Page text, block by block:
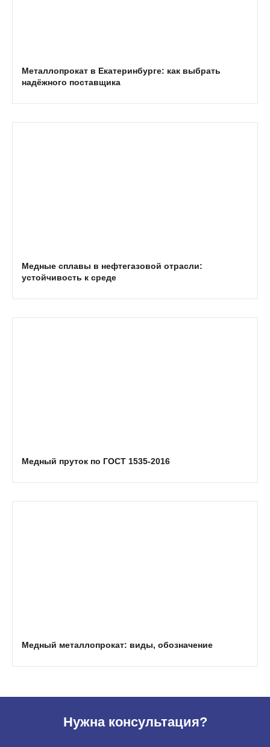
Металлопрокат в Екатеринбурге: как выбрать
надёжного поставщика
Медные сплавы в нефтегазовой отрасли:
устойчивость к среде
Медный пруток по ГОСТ 1535-2016
Медный металлопрокат: виды, обозначение
Нужна консультация?